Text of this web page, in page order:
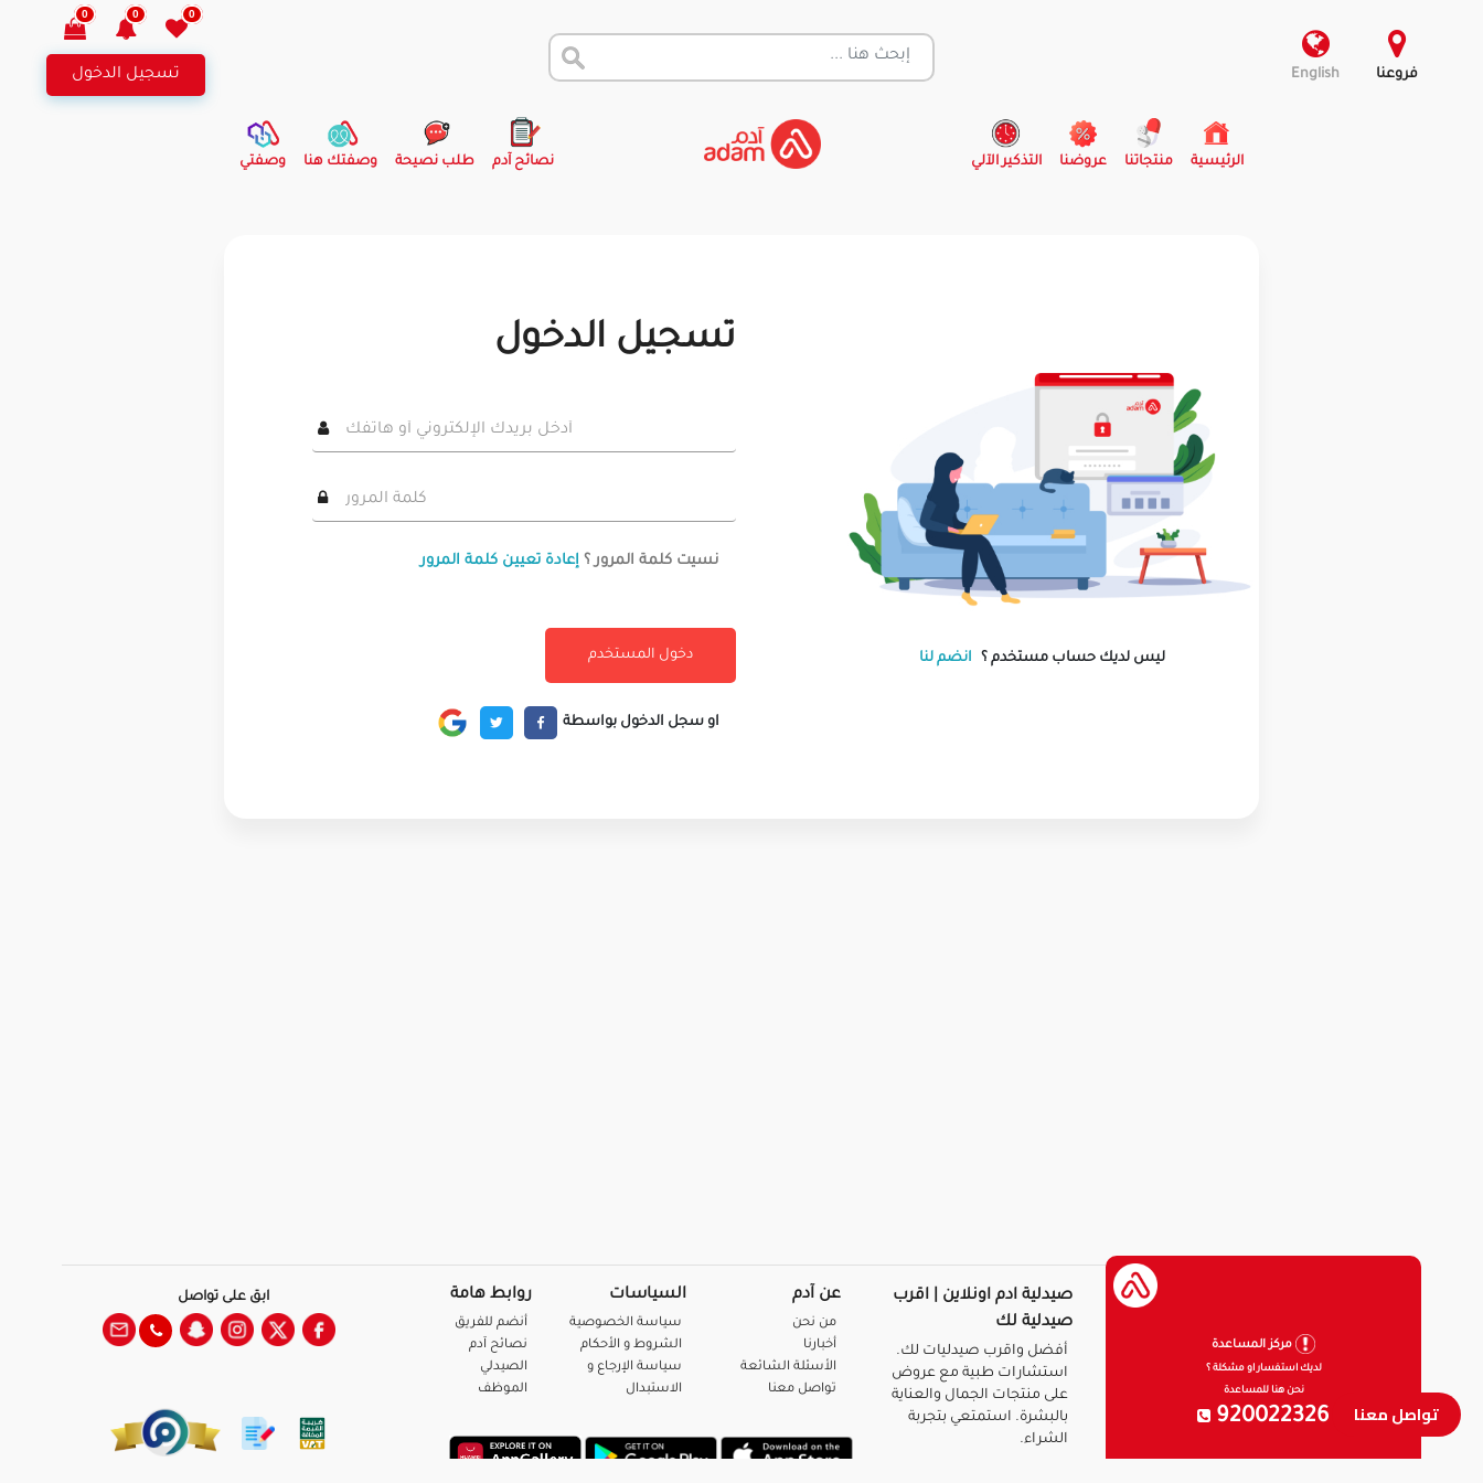
فروعنا English
0
0
0
تسجيل الدخول
الرئيسية
(current) منتجاتنا عروضنا التذكير الآلي نصائح آدم طلب نصيحة وصفتك هنا وصفتي
ليس لديك حساب مستخدم ؟ انضم لنا
تسجيل الدخول
نسيت كلمة المرور ؟ إعادة تعيين كلمة المرور
او سجل الدخول بواسطة
تواصل معنا
مركز المساعدة
لديك استفسار او مشكلة ؟
نحن هنا للمساعدة
920022326
صيدلية ادم اونلاين | اقرب
صيدلية لك
أفضل واقرب صيدليات لك.
استشارات طبية مع عروض
على منتجات الجمال والعناية
بالبشرة. استمتعي بتجربة
الشراء.
عن آدم
من نحن
أخبارنا
الأسئلة الشائعة
تواصل معنا
السياسات
سياسة الخصوصية
الشروط و الأحكام
سياسة الإرجاع و
الاستبدال
روابط هامة
أنضم للفريق
نصائح آدم
الصيدلي
الموظف
ابق على تواصل